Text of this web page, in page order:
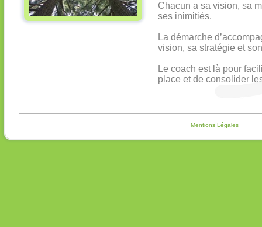
Chacun a sa vision, sa
ses inimitiés.
La démarche
vision, sa stratégie et
Le coach est là pour
place et de consolider
Mentions Légales